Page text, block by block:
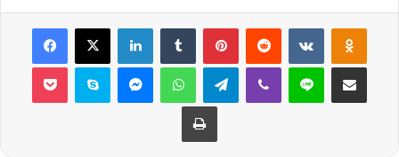
Facebook
X LinkedInTumblr PinterestReddit VKontakte
Pocket Skype MessengerWhatsAppTelegramViber Line E-Posta ile
Yazdır